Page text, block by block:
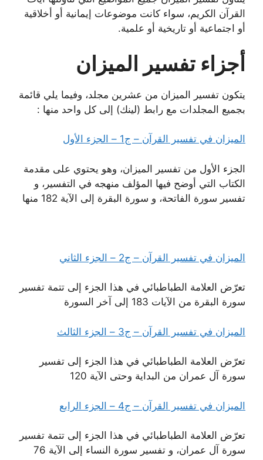
القرآن الكريم، سواء كانت موضوعات إيمانية أو أخلاقية
أو اجتماعية أو تاريخية أو علمية.
أجزاء تفسير الميزان
يتكون تفسير الميزان من عشرين مجلد، وفيما يلي قائمة
بجميع المجلدات مع رابط (لينك) إلى كل واحد منها :
الميزان في تفسير القرآن – ج1 – الجزء الأول‌
الجزء الأول من تفسير الميزان، وهو يحتوي على مقدمة
الكتاب التي أوضح فيها المؤلف منهجه في التفسير، و
تفسير سورة الفاتحة، و سورة البقرة إلى الآية 182 منها
الميزان في تفسير القرآن – ج2 – الجزء الثاني
تعرّض العلامة الطباطبائي في هذا الجزء إلى تتمة تفسير
سورة البقرة من الآيات 183 إلى آخر السورة
الميزان في تفسير القرآن – ج3 – الجزء الثالث
تعرّض العلامة الطباطبائي في هذا الجزء إلى تفسير
سورة آل عمران من البداية وحتى الآية 120
الميزان في تفسير القرآن – ج4 – الجزء الرابع
تعرّض العلامة الطباطبائي في هذا الجزء إلى تتمة تفسير
سورة آل عمران، و تفسير سورة النساء إلى الآية 76